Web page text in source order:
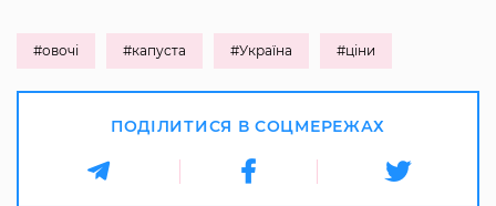
#овочі #капуста #Україна #ціни
ПОДІЛИТИСЯ В СОЦМЕРЕЖАХ